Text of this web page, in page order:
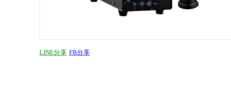
LINE分享 FB分享